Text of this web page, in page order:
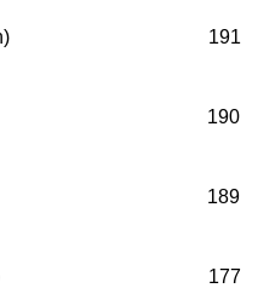
(Hessen) 191
(Hessen) 190
(Hessen) 189
(Hessen) 177